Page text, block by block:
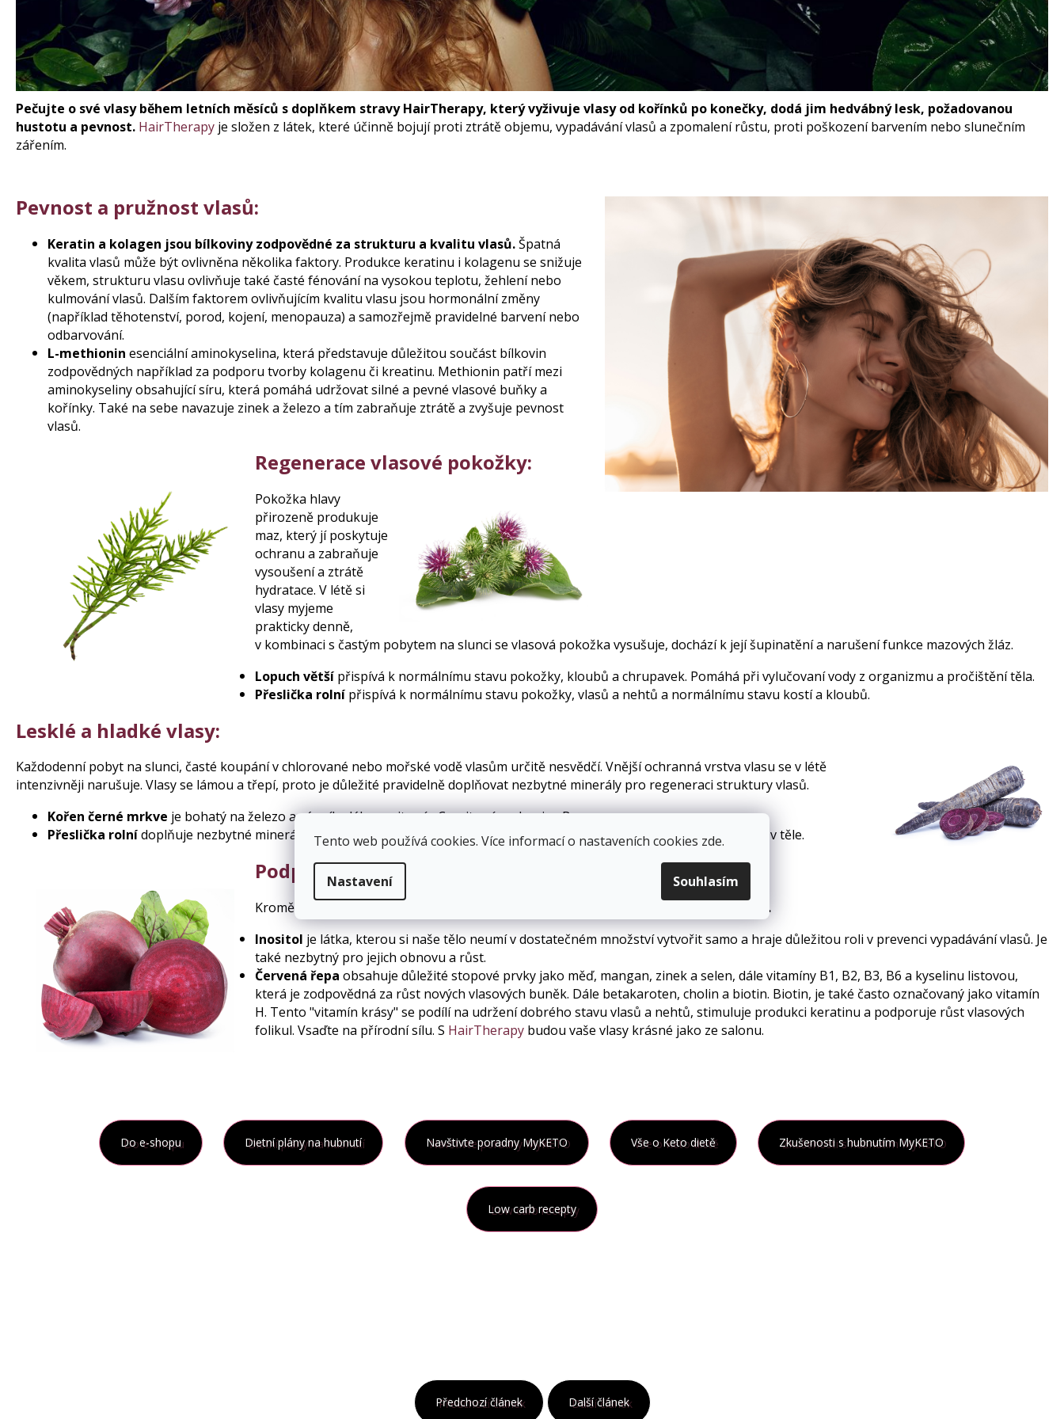
Tento web používá cookies. Více informací o nastaveních cookies zde.
Nastavení Souhlasím
Pečujte o své vlasy během letních měsíců s doplňkem stravy HairTherapy, který vyživuje vlasy od kořínků po konečky, dodá jim hedvábný lesk, požadovanou
hustotu a pevnost. HairTherapy je složen z látek, které účinně bojují proti ztrátě objemu, vypadávání vlasů a zpomalení růstu, proti poškození barvením nebo slunečním
zářením.
Pevnost a pružnost vlasů:
Keratin a kolagen jsou bílkoviny zodpovědné za strukturu a kvalitu vlasů.Špatná
kvalita vlasů může být ovlivněna několika faktory. Produkce keratinu i kolagenu se snižuje
věkem, strukturu vlasu ovlivňuje také časté fénování na vysokou teplotu, žehlení nebo
kulmování vlasů. Dalším faktorem ovlivňujícím kvalitu vlasu jsou hormonální změny
(například těhotenství, porod, kojení, menopauza) a samozřejmě pravidelné barvení nebo
odbarvování.
L-methionin esenciální aminokyselina, která představuje důležitou součást bílkovin
zodpovědných například za podporu tvorby kolagenu či kreatinu. Methionin patří mezi
aminokyseliny obsahující síru, která pomáhá udržovat silné a pevné vlasové buňky a
kořínky. Také na sebe navazuje zinek a železo a tím zabraňuje ztrátě a zvyšuje pevnost
vlasů.
Regenerace vlasové pokožky:
Pokožka hlavy
přirozeně produkuje
maz, který jí poskytuje
ochranu a zabraňuje
vysoušení a ztrátě
hydratace. V létě si
vlasy myjeme
prakticky denně,
v kombinaci s častým pobytem na slunci se vlasová pokožka vysušuje, dochází k její šupinatění a narušení funkce mazových žláz.
Lopuch větší přispívá k normálnímu stavu pokožky, kloubů a chrupavek. Pomáhá při vylučovaní vody z organizmu a pročištění těla.
Přeslička rolní přispívá k normálnímu stavu pokožky, vlasů a nehtů a normálnímu stavu kostí a kloubů.
Lesklé a hladké vlasy:
Každodenní pobyt na slunci, časté koupání v chlorované nebo mořské vodě vlasům určitě nesvědčí. Vnější ochranná vrstva vlasu se v létě
intenzivněji narušuje. Vlasy se lámou a třepí, proto je důležité pravidelně doplňovat nezbytné minerály pro regeneraci struktury vlasů.
Kořen černé mrkve je bohatý na železo a vápník, dále na vitamín C a vitamíny skupiny B.
Přeslička rolnídoplňuje nezbytné minerály, obnovuje mineralizaci vlasů a pokožky hlavy, napomáhá rovnováze minerálů v těle.
Podpora růstu a zamezení vypadávání vlasů:
Kromě minerálních látek jsou pro dobrou kvalitu vlasů důležité pochopitelně i vitamíny .
Inositol je látka, kterou si naše tělo neumí v dostatečném množství vytvořit samo a hraje důležitou roli v prevenci vypadávání vlasů. Je
také nezbytný pro jejich obnovu a růst.
Červená řepa obsahuje důležité stopové prvky jako měď, mangan, zinek a selen, dále vitamíny B1, B2, B3, B6 a kyselinu listovou,
která je zodpovědná za růst nových vlasových buněk. Dále betakaroten, cholin a biotin. Biotin, je také často označovaný jako vitamín
H. Tento "vitamín krásy" se podílí na udržení dobrého stavu vlasů a nehtů, stimuluje produkci keratinu a podporuje růst vlasových
folikul. Vsaďte na přírodní sílu. S HairTherapy budou vaše vlasy krásné jako ze salonu.
Do e-shopu Dietní plány na hubnutí Navštivte poradny MyKETO Vše o Keto dietě Zkušenosti s hubnutím MyKETO
Low carb recepty
Předchozí článek Další článek
150 Kč
Původně: 210 Kč
147,60 Kč
Původně:369 Kč
149 Kč